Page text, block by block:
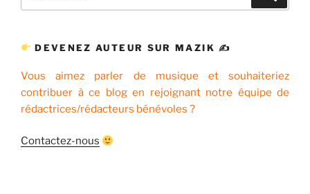
DEVENEZ AUTEUR SUR MAZIK ✍
Vous aimez parler de musique et souhaiteriez
contribuer à ce blog en rejoignant notre équipe de
rédactrices/rédacteurs bénévoles ?
Contactez-nous